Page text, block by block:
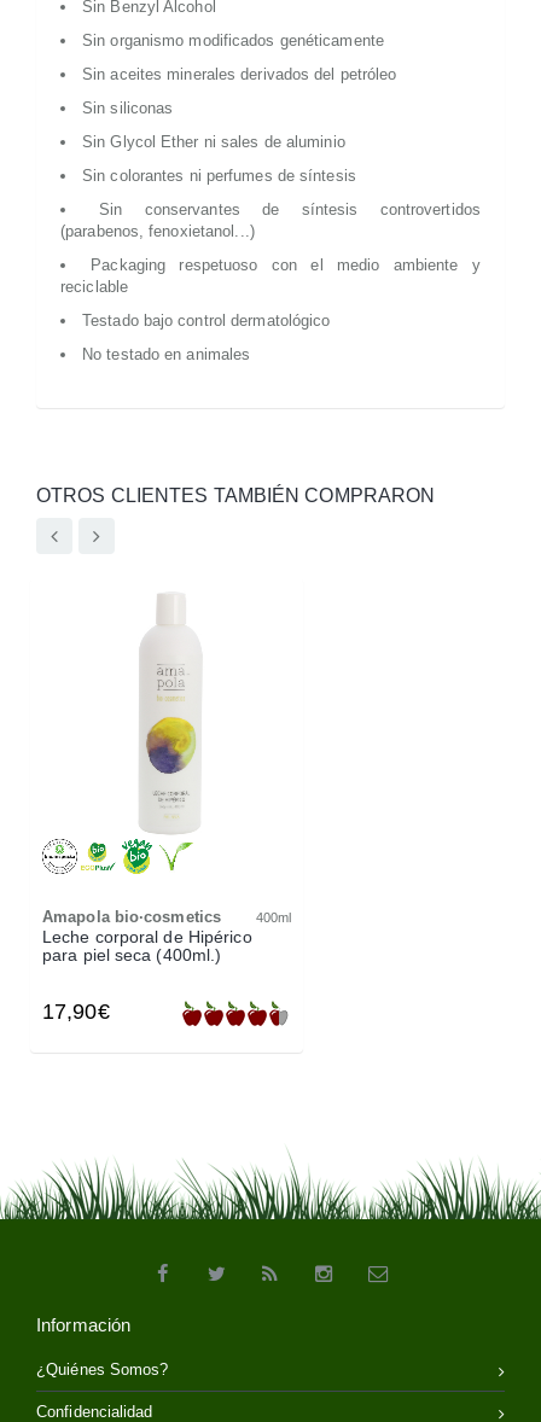
Sin Benzyl Alcohol
Sin organismo modificados genéticamente
Sin aceites minerales derivados del petróleo
Sin siliconas
Sin Glycol Ether ni sales de aluminio
Sin colorantes ni perfumes de síntesis
Sin conservantes de síntesis controvertidos
(parabenos, fenoxietanol...)
Packaging respetuoso con el medio ambiente y
reciclable
Testado bajo control dermatológico
No testado en animales
OTROS CLIENTES TAMBIÉN COMPRARON
Amapola bio·cosmetics 400ml
Leche corporal de Hipérico
para piel seca (400ml.)
17,90€
Información
¿Quiénes Somos?
Confidencialidad